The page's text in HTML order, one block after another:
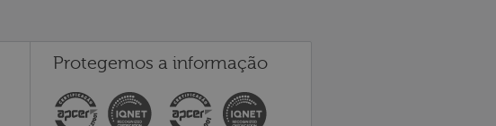
Protegemos a informação